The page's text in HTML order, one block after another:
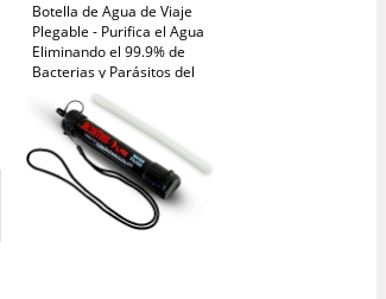
Botella de Agua de Viaje
Plegable - Purifica el Agua
Eliminando el 99.9% de
Bacterias y Parásitos del